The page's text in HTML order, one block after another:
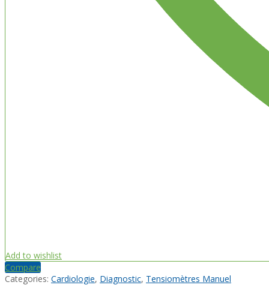
Add to wishlist
Compare
Categories: Cardiologie, Diagnostic, Tensiomètres Manuel